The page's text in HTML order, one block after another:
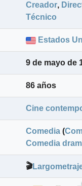
Creador,
Técnico
Estados
9 de mayo de
86 años
Cine
Comedia (
Comedia
🎬